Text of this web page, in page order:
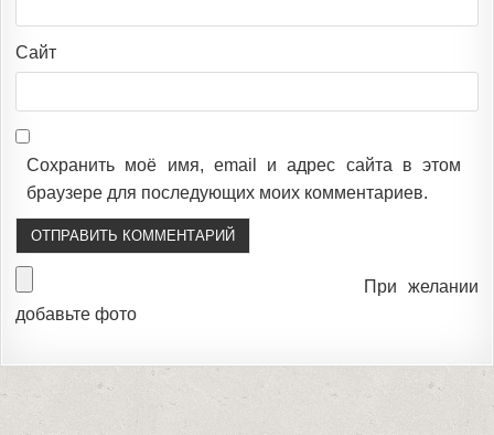
Сайт
Сохранить моё имя, email и адрес сайта в этом
браузере для последующих моих комментариев.
При желании
добавьте фото